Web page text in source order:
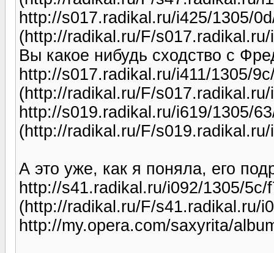
http://s017.radikal.ru/i425/1305/
(http://radikal.ru/F/
Вы какое нибудь сходство с
http://s017.radikal.ru/i411/1305/
(http://radikal.ru/F/
http://s019.radikal.ru/i619/1305/
(http://radikal.ru/F/
А это уже, как я поняла, его
http://s41.radikal.ru/i092/1305/5c/
(http://radikal.ru/F/s41.radikal.ru/
http://my.opera.com/saxyrita/